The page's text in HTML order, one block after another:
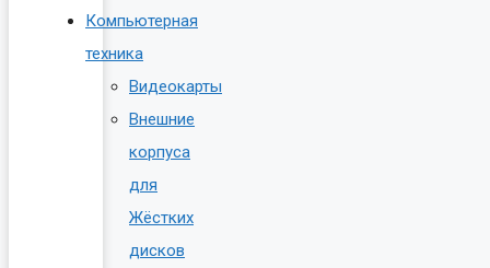
Компьютерная
техника
Видеокарты
Внешние
корпуса
для
Жёстких
дисков